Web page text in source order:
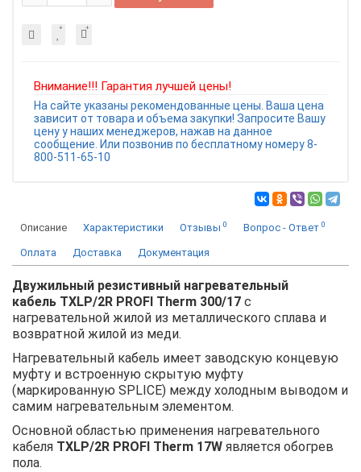
Внимание!!! Гарантия лучшей цены!
На сайте указаны рекомендованные цены. Ваша цена
зависит от товара и объема закупки! Запросите Вашу
цену у наших менеджеров, нажав на данное
сообщение. Или позвонив по бесплатному номеру 8-
800-511-65-10
Описание Характеристики Отзывы 0 Вопрос - Ответ 0
Оплата Доставка Документация
Двужильный резистивный нагревательный
кабель TXLP/2R PROFI Therm 300/17 с
нагревательной жилой из металлического сплава и
возвратной жилой из меди.
Нагревательный кабель имеет заводскую концевую
муфту и встроенную скрытую муфту
(маркированную SPLICE) между холодным выводом и
самим нагревательным элементом.
Основной областью применения нагревательного
кабеля TXLP/2R PROFI Therm 17W является обогрев
пола.